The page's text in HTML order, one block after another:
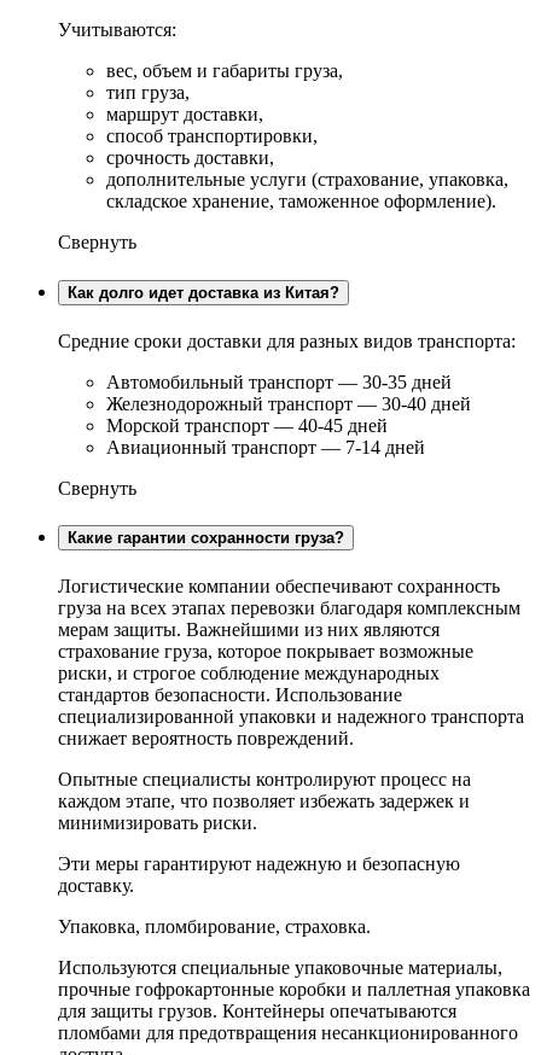
Учитываются:
вес, объем и габариты груза,
тип груза,
маршрут доставки,
способ транспортировки,
срочность доставки,
дополнительные услуги (страхование, упаковка,
складское хранение, таможенное оформление).
Свернуть
Как долго идет доставка из Китая?
Средние сроки доставки для разных видов транспорта:
Автомобильный транспорт — 30-35 дней
Железнодорожный транспорт — 30-40 дней
Морской транспорт — 40-45 дней
Авиационный транспорт — 7-14 дней
Свернуть
Какие гарантии сохранности груза?
Логистические компании обеспечивают сохранность
груза на всех этапах перевозки благодаря комплексным
мерам защиты. Важнейшими из них являются
страхование груза, которое покрывает возможные
риски, и строгое соблюдение международных
стандартов безопасности. Использование
специализированной упаковки и надежного транспорта
снижает вероятность повреждений.
Опытные специалисты контролируют процесс на
каждом этапе, что позволяет избежать задержек и
минимизировать риски.
Эти меры гарантируют надежную и безопасную
доставку.
Упаковка, пломбирование, страховка.
Используются специальные упаковочные материалы,
прочные гофрокартонные коробки и паллетная упаковка
для защиты грузов. Контейнеры опечатываются
пломбами для предотвращения несанкционированного